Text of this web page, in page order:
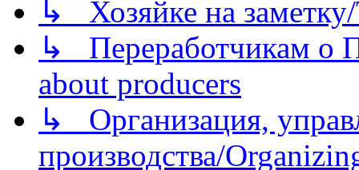
↳ Хозяйке на
↳ Переработчикам о
about producers
↳ Организация,
производства/